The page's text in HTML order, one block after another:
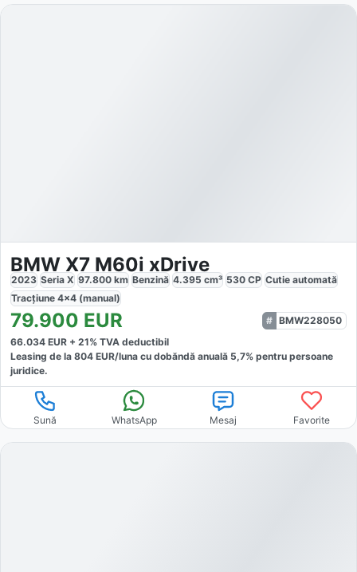
BMW X7 M60i xDrive
2023 Seria X 97.800 km Benzină 4.395 cm³ 530 CP Cutie automată
Tracțiune 4x4 (manual)
79.900 EUR
BMW228050
66.034 EUR + 21% TVA deductibil
Leasing de la 804 EUR/luna cu dobăndă anuală 5,7% pentru persoane
juridice.
Sună WhatsApp Mesaj Favorite